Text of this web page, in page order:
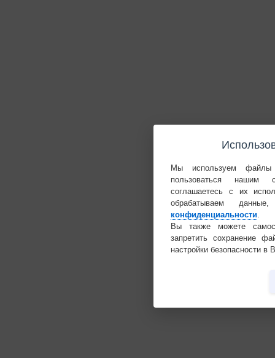
Мы используем
пользоваться нашим
соглашаетесь с их
обрабатываем
конфиденциальности.
Вы также можете
запретить сохранение
настройки безопасности в